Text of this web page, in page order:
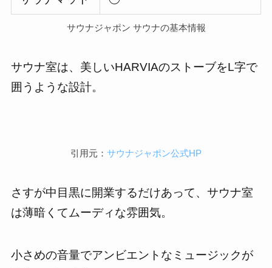
サウナジャポン サウナの基本情報
サウナ室は、美しいHARVIAのストーブをL字で
囲うような設計。
引用元： サウナジャポン公式HP
さすが中目黒に開業するだけあって、サウナ室
は薄暗くてムーディな雰囲気。
小さめの音量でアンビエントなミュージックが